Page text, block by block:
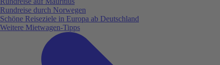
Rundreise durch Norwegen
Schöne Reiseziele in Europa ab Deutschland
Weitere Mietwagen-Tipps